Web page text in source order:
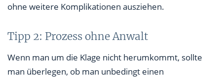
ohne weitere Komplikationen ausziehen.
Tipp 2: Prozess ohne Anwalt
Wenn man um die Klage nicht herumkommt, sollte
man überlegen, ob man unbedingt einen